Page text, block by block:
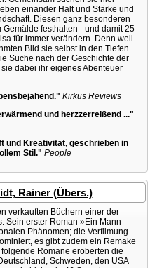
einander Halt und Stärke und
Diesen ganz besonderen
festhalten - und damit 25
für immer verändern. Denn weil
Bild sie selbst in den Tiefen
Suche nach der Geschichte der
dabei ihr eigenes Abenteuer
Kirkus Reviews
und herzzerreißend ..."
und Kreativität, geschrieben in
Stil." People
Rainer (Übers.)
verkauften Büchern einer der
Sein erster Roman »Ein Mann
Phänomen; die Verfilmung
es gibt zudem ein Remake
Romane eroberten die
Schweden, den USA